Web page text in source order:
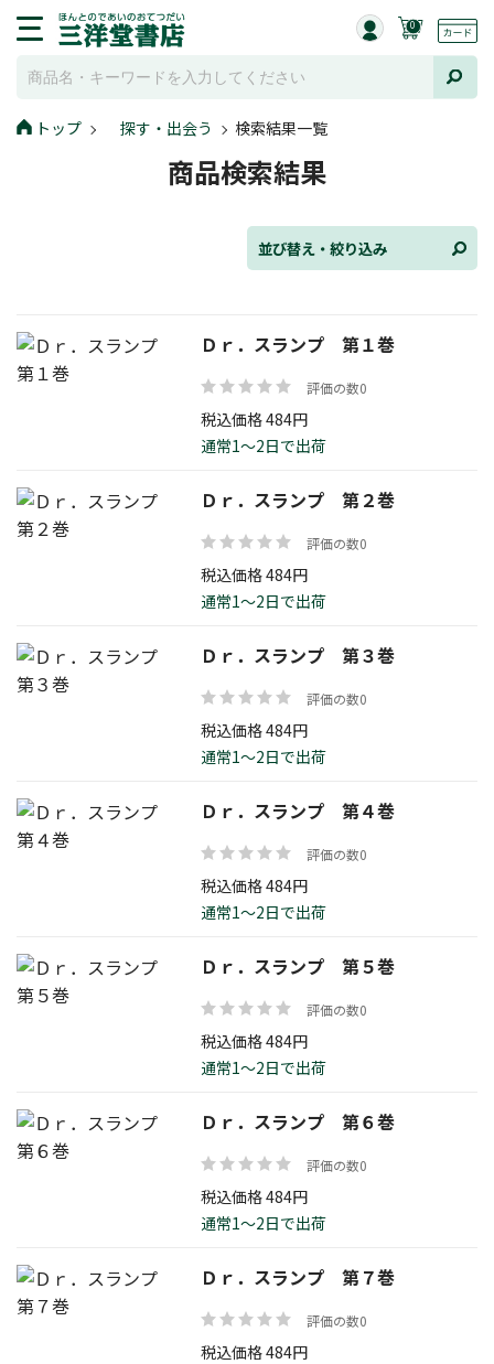
0
トップ 探す・出会う 検索結果一覧
商品検索結果
並び替え・絞り込み
並び替え
価格帯
絞り込む
リセット
Ｄｒ．スランプ 第１巻
評価の数0
税込価格 484円
通常1～2日で出荷
Ｄｒ．スランプ 第２巻
評価の数0
税込価格 484円
通常1～2日で出荷
Ｄｒ．スランプ 第３巻
評価の数0
税込価格 484円
通常1～2日で出荷
Ｄｒ．スランプ 第４巻
評価の数0
税込価格 484円
通常1～2日で出荷
Ｄｒ．スランプ 第５巻
評価の数0
税込価格 484円
通常1～2日で出荷
Ｄｒ．スランプ 第６巻
評価の数0
税込価格 484円
通常1～2日で出荷
Ｄｒ．スランプ 第７巻
評価の数0
税込価格 484円